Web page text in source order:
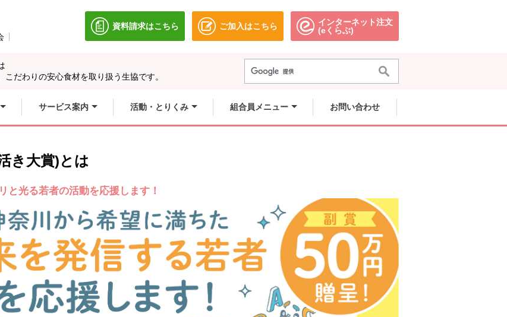
別のウィンドウで開きます。
資料請求はこちら
別のウィンドウで開きます。ご加入はこちら
別のウィンドウで開きます。
インターネット注文
(eくらぶ)別のウィンドウで開きます。
こだわりの安心食材を取り扱う生協です。
別のウィンドウで開きます。
別のウィンドウで開きます。
別のウィンドウで開きます。
サービス案内 活動・とりくみ 組合員メニュー お問い合わせ
き大賞)とは
と光る若者の活動を応援します！